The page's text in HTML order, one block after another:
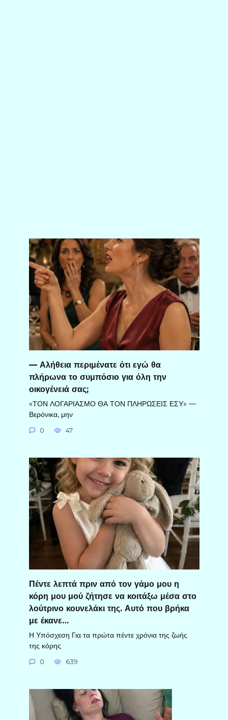
— Αλήθεια περιμένατε ότι εγώ θα
πλήρωνα το συμπόσιο για όλη την
οικογένειά σας;
«ΤΟΝ ΛΟΓΑΡΙΑΣΜΟ ΘΑ ΤΟΝ ΠΛΗΡΩΣΕΙΣ ΕΣΥ» —
Βερόνικα, μην
0 47
Πέντε λεπτά πριν από τον γάμο μου η
κόρη μου μού ζήτησε να κοιτάξω μέσα στο
λούτρινο κουνελάκι της. Αυτό που βρήκα
με έκανε…
Η Υπόσχεση Για τα πρώτα πέντε χρόνια της ζωής
της κόρης
0 639